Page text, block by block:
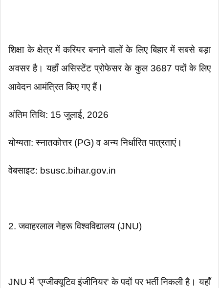
शिक्षा के क्षेत्र में करियर बनाने वालों के लिए बिहार में सबसे बड़ा
अवसर है। यहाँ असिस्टेंट प्रोफेसर के कुल 3687 पदों के लिए
आवेदन आमंत्रित किए गए हैं।
अंतिम तिथि: 15 जुलाई, 2026
योग्यता: स्नातकोत्तर (PG) व अन्य निर्धारित पात्रताएं।
वेबसाइट: bsusc.bihar.gov.in
2. जवाहरलाल नेहरू विश्वविद्यालय (JNU)
JNU में 'एग्जीक्यूटिव इंजीनियर' के पदों पर भर्ती निकली है। यहाँ